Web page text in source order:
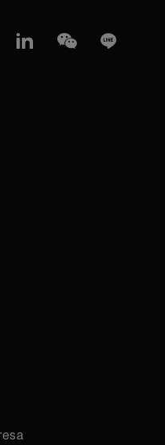
linkedInWeChatLine